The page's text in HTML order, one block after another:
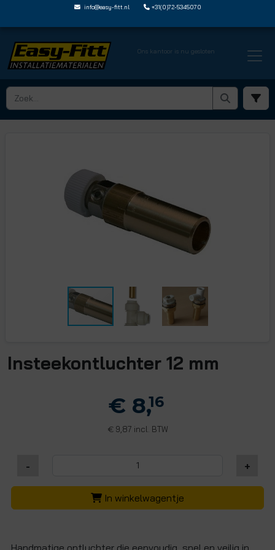
info@easy-fitt.nl +31(0)72-5345070
Ons kantoor is nu gesloten
HOME › ONTLUCHTERS EN AFTAPPERS › RS12AB
Insteekontluchter 12 mm
€ 8,16
€9,87 incl. BTW
- +
In winkelwagentje
Handmatige ontluchter die eenvoudig, snel en veilig in